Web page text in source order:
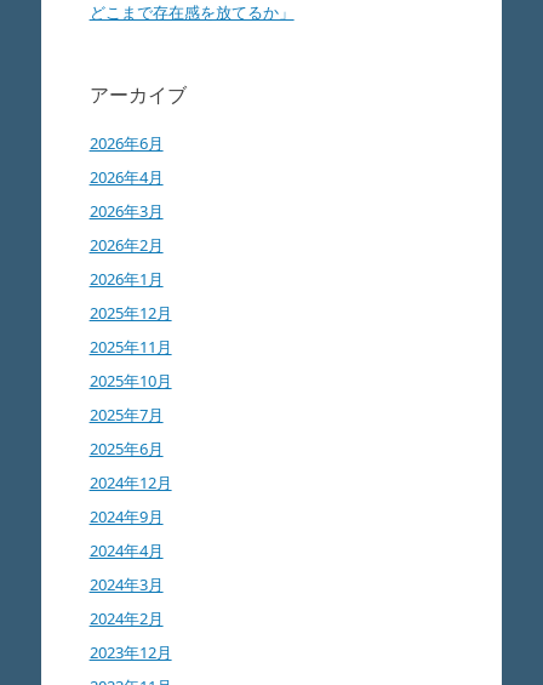
どこまで存在感を放てるか」
アーカイブ
2026年6月
2026年4月
2026年3月
2026年2月
2026年1月
2025年12月
2025年11月
2025年10月
2025年7月
2025年6月
2024年12月
2024年9月
2024年4月
2024年3月
2024年2月
2023年12月